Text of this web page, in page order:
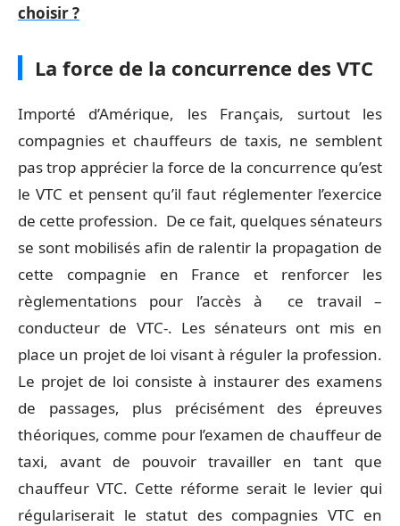
choisir ?
La force de la concurrence des VTC
Importé d’Amérique, les Français, surtout les
compagnies et chauffeurs de taxis, ne semblent
pas trop apprécier la force de la concurrence qu’est
le VTC et pensent qu’il faut réglementer l’exercice
de cette profession. De ce fait, quelques sénateurs
se sont mobilisés afin de ralentir la propagation de
cette compagnie en France et renforcer les
règlementations pour l’accès à ce travail –
conducteur de VTC-. Les sénateurs ont mis en
place un projet de loi visant à réguler la profession.
Le projet de loi consiste à instaurer des examens
de passages, plus précisément des épreuves
théoriques, comme pour l’examen de chauffeur de
taxi, avant de pouvoir travailler en tant que
chauffeur VTC. Cette réforme serait le levier qui
régulariserait le statut des compagnies VTC en